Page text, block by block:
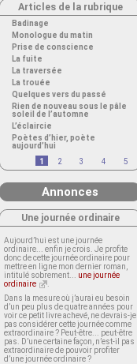
Articles de la rubrique
Badinage
Monologue du matin
Prise de conscience
La fuite
La traversée
La trouée
Quelques vers du passé
Rien de nouveau sous le pâle
soleil de l’automne
L’éclaircie
Poètes d’hier, poète
aujourd’hui
1
2 3 4 5
Annonces
Une journée ordinaire
Aujourd’hui est une journée
ordinaire... enfin je crois. Je profite
donc de cette journée ordinaire pour
mettre en ligne mon dernier roman,
intitulé sobrement... une journée
ordinaire
Dans la mesure où j’aurai eu besoin
d’un peu plus de quatre années pour
voir ce petit livre achevé, ne devrais-je
pas considérer cette journée comme
extraordinaire ? Peut-être... peut-être
pas. D’une certaine façon, n’est-il pas
extraordinaire de pouvoir profiter
d’une journée ordinaire ?